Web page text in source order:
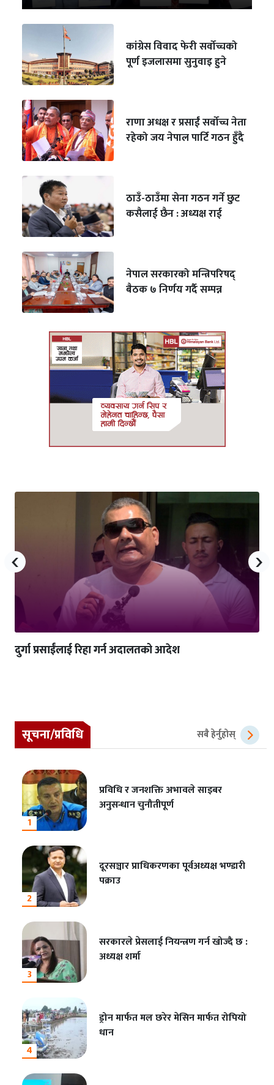
कांग्रेस विवाद फेरी सर्वोच्चको
पूर्ण इजलासमा सुनुवाइ हुने
राणा अधक्ष र प्रसाईं सर्वोच्च नेता
रहेको जय नेपाल पार्टि गठन हुँदै
ठाउँ-ठाउँमा सेना गठन गर्ने छुट
कसैलाई छैन : अध्यक्ष राई
नेपाल सरकारको मन्त्रिपरिषद्
बैठक ७ निर्णय गर्दै सम्पन्न
दुर्गा प्रसाईंलाई रिहा गर्न अदालतको आदेश
‹ ›
सूचना/प्रविधि सबै हेर्नुहोस्
1
प्रविधि र जनशक्ति अभावले साइबर
अनुसन्धान चुनौतीपूर्ण
2
दूरसञ्चार प्राधिकरणका पूर्वअध्यक्ष भण्डारी
पक्राउ
3
सरकारले प्रेसलाई नियन्त्रण गर्न खोज्दै छ :
अध्यक्ष शर्मा
4
ड्रोन मार्फत मल छरेर मेसिन मार्फत रोपियो
धान